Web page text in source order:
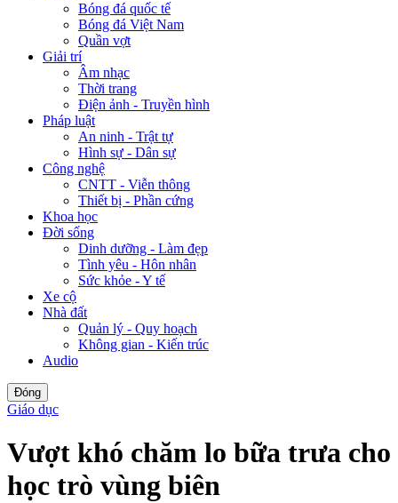
Bóng đá quốc tế
Bóng đá Việt Nam
Quần vợt
Giải trí
Âm nhạc
Thời trang
Điện ảnh - Truyền hình
Pháp luật
An ninh - Trật tự
Hình sự - Dân sự
Công nghệ
CNTT - Viễn thông
Thiết bị - Phần cứng
Khoa học
Đời sống
Dinh dưỡng - Làm đẹp
Tình yêu - Hôn nhân
Sức khỏe - Y tế
Xe cộ
Nhà đất
Quản lý - Quy hoạch
Không gian - Kiến trúc
Audio
Đóng
Giáo dục
Vượt khó chăm lo bữa trưa cho
học trò vùng biên